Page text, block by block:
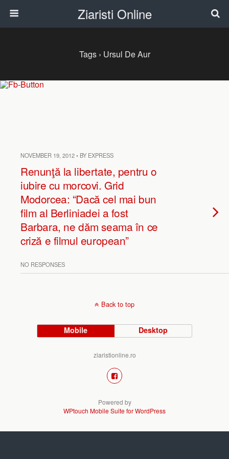
Ziaristi Online
Tags › Ursul De Aur
NOVEMBER 19, 2012 • BY EXPRESS
Renunţă la libertate, pentru o
iubire cu morcovi. Grid
Modorcea: “Dacă cel mai bun
film al Berliniadei a fost
Barbara, ne dăm seama în ce
criză e filmul european”
NO RESPONSES
Back to top
Mobile Desktop
ziaristionline.ro
Powered by
WPtouch Mobile Suite for WordPress